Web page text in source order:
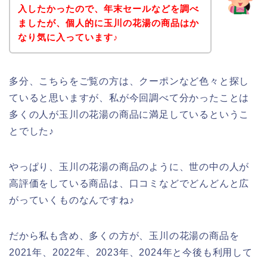
入したかったので、年末セールなどを調べ
ましたが、個人的に玉川の花湯の商品はか
なり気に入っています♪
多分、こちらをご覧の方は、クーポンなど色々と探し
ていると思いますが、私が今回調べて分かったことは
多くの人が玉川の花湯の商品に満足しているというこ
とでした♪
やっぱり、玉川の花湯の商品のように、世の中の人が
高評価をしている商品は、口コミなどでどんどんと広
がっていくものなんですね♪
だから私も含め、多くの方が、玉川の花湯の商品を
2021年、2022年、2023年、2024年と今後も利用して